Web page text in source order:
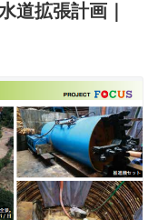
道拡張計画｜